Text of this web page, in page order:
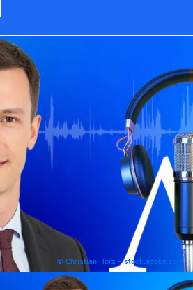
© Christian Horz – stock.adobe.com